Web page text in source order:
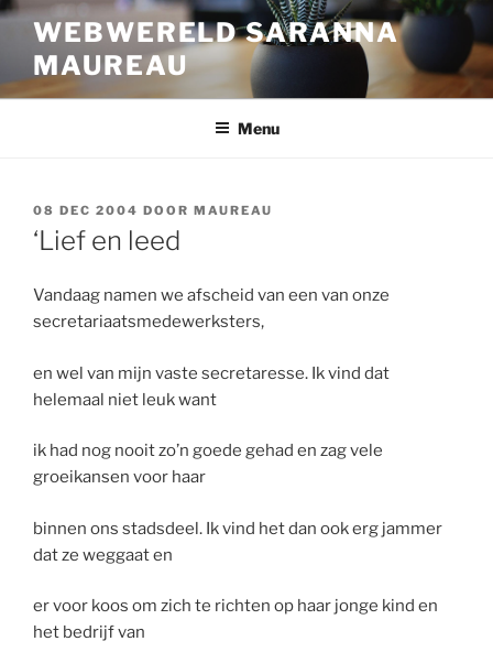
Ga
inhoud
WEBWERELD SARANNA
MAUREAU
Menu
GEPLAATST
OP
08 DEC 2004 DOOR MAUREAU
‘Lief en leed
Vandaag namen we afscheid van een van onze
secretariaatsmedewerksters,
en wel van mijn vaste secretaresse. Ik vind dat
helemaal niet leuk want
ik had nog nooit zo’n goede gehad en zag vele
groeikansen voor haar
binnen ons stadsdeel. Ik vind het dan ook erg jammer
dat ze weggaat en
er voor koos om zich te richten op haar jonge kind en
het bedrijf van